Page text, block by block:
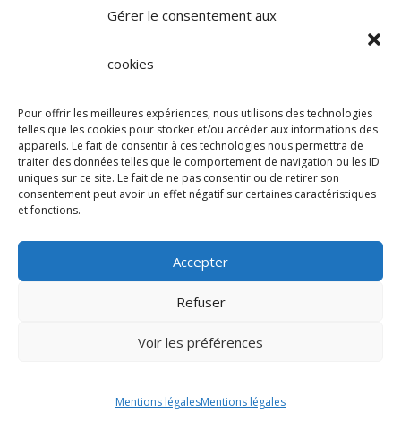
Gérer le consentement aux
cookies
Pour offrir les meilleures expériences, nous utilisons des technologies
telles que les cookies pour stocker et/ou accéder aux informations des
appareils. Le fait de consentir à ces technologies nous permettra de
traiter des données telles que le comportement de navigation ou les ID
uniques sur ce site. Le fait de ne pas consentir ou de retirer son
consentement peut avoir un effet négatif sur certaines caractéristiques
et fonctions.
Accepter
Refuser
Voir les préférences
Mentions légalesMentions légales
Afficher une carte plus grande